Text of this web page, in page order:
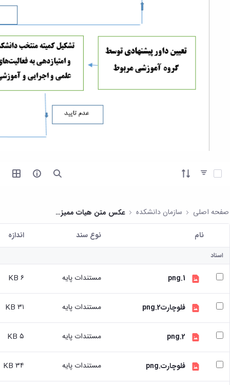
آیتم ها را انتخاب کنید
صفحه اصلی سازمان دانشکده عکس متن هیات ممیزی
کاربر انتخاب شده
نام نوع سند اندازه
اسناد
1.png مستندات پایه ۶ KB
فلوچارت2.png مستندات پایه ۳۱ KB
2.png مستندات پایه ۵ KB
فلوچارت.png مستندات پایه ۳۴ KB